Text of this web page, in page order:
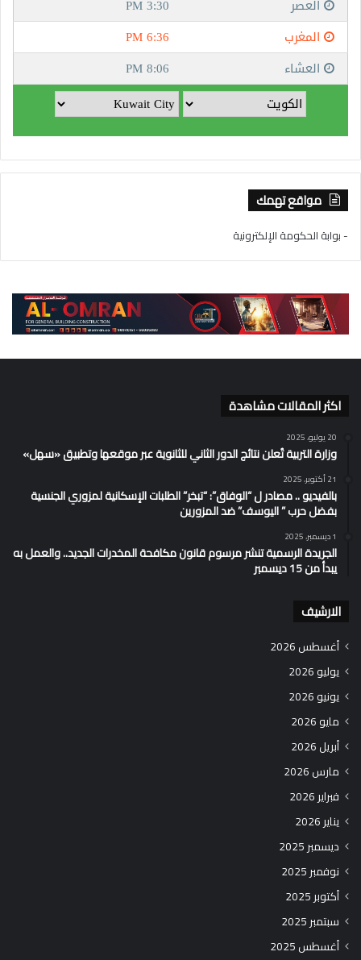
مواقع تهمك
- بوابة الحكومة الإلكترونية
اكثر المقالات مشاهدة
20 يوليو، 2025
وزارة التربية تُعلن نتائج الدور الثاني للثانوية عبر موقعها وتطبيق «سهل»
21 أكتوبر، 2025
بالفيديو .. مصادر ل “الوفاق”: “تبخر” الطلبات الإسكانية لمزوري الجنسية
بفضل حرب ” اليوسف” ضد المزورين
1 ديسمبر، 2025
الجريدة الرسمية تنشر مرسوم قانون مكافحة المخدرات الجديد.. والعمل به
يبدأ من 15 ديسمبر
الارشيف
أغسطس 2026
يوليو 2026
يونيو 2026
مايو 2026
أبريل 2026
مارس 2026
فبراير 2026
يناير 2026
ديسمبر 2025
نوفمبر 2025
أكتوبر 2025
سبتمبر 2025
أغسطس 2025